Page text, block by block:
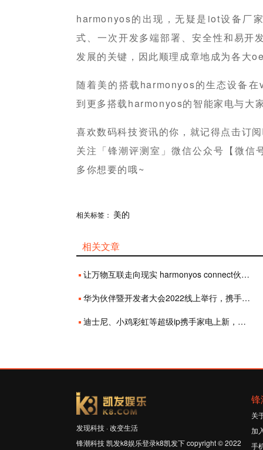
harmonyos的出现，无疑是iot设备厂
式、一次开发多端部署、安全性和易开
发展的关键，因此顺理成章地成为各大
随着美的搭载harmonyos的生态设备
到更多搭载harmonyos的智能家电与大
喜欢数码科技资讯的你，就记得点击订
关注「锋潮评测室」微信公众号【微
多你想要的哦~
相关标签： 美的
分享 赞
相关文章
让万物互联走向现实 harmonyos connect伙伴峰会于厦门举办
华为伙伴暨开发者大会2022线上举行，携手美的为商用办公行业注入新活力
迪士尼、小鸡彩虹等超级ip携手家电上新，京东618抢精品好物！
发现科技 · 改变生活
锋潮科技 凯发k8娱乐登录k8凯发下 copyright © 2022
锋
关
加
手